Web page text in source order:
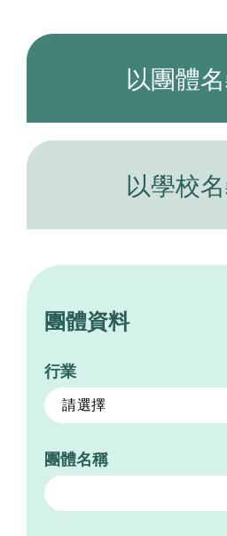
以團體
以學校
團體資料
行業
請選擇
團體名稱